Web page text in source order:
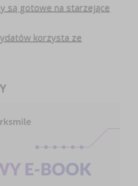
są gotowe na starzejące
korzysta ze